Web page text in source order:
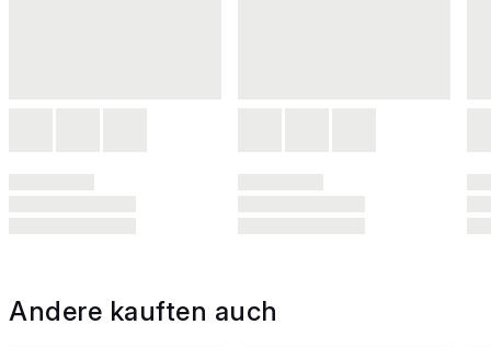
Andere kauften auch